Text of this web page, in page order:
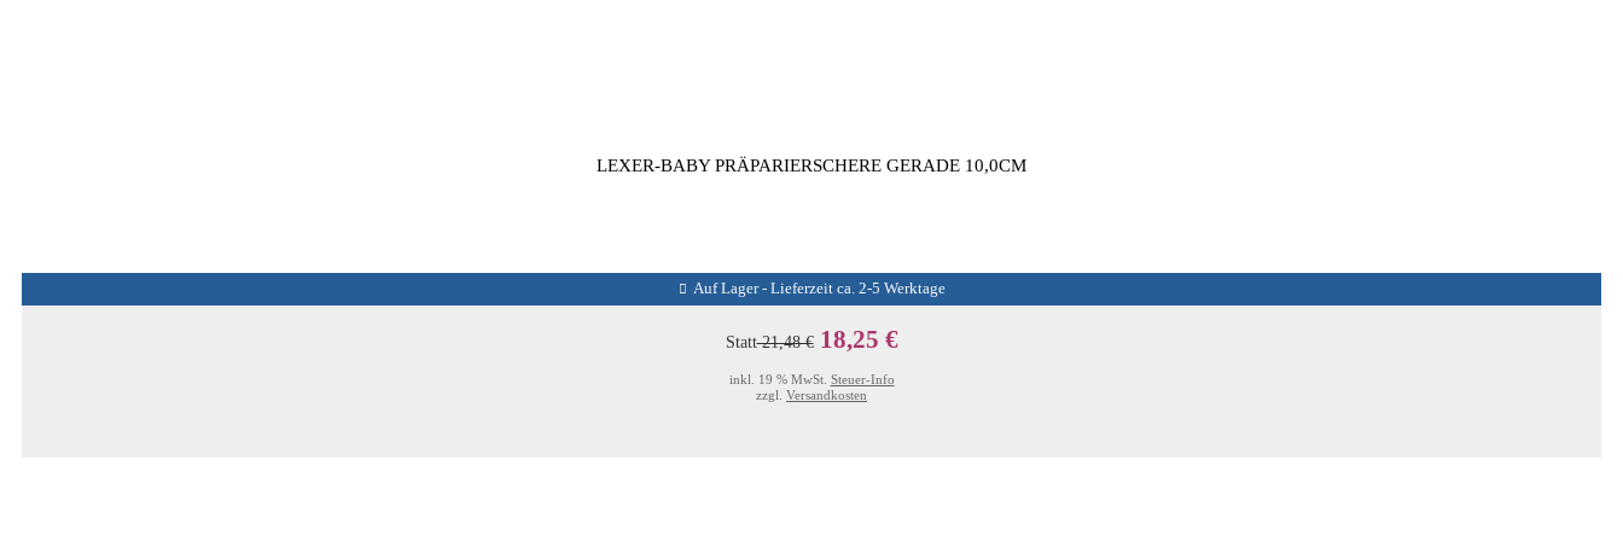
LEXER-BABY PRÄPARIERSCHERE GERADE 10,0CM
Auf Lager - Lieferzeit ca. 2-5 Werktage
Statt21,48 € 18,25 €
inkl. 19 % MwSt. Steuer-Info
zzgl. Versandkosten